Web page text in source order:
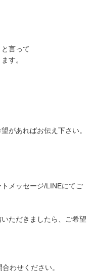
言って
す。
があればお伝え下さい。
メッセージ/LINEにてご
ただきましたら、ご希望
わせください。